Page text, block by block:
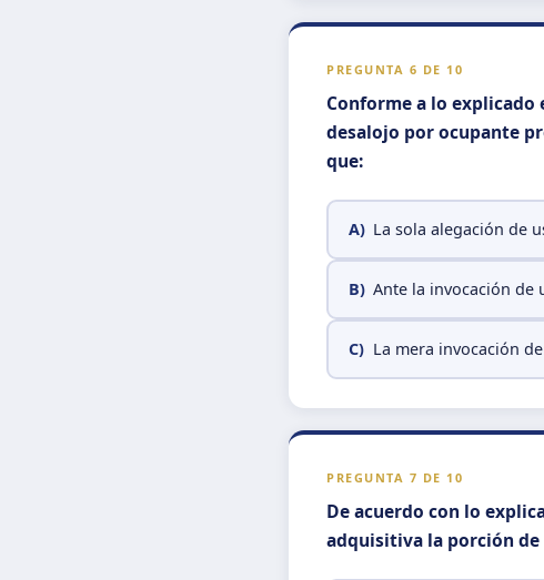
PREGUNTA 6 DE 10
Conforme a lo explicado
desalojo por ocupante
que:
A) La sola alegación de
B) Ante la invocación de
C) La mera invocación
PREGUNTA 7 DE 10
De acuerdo con lo
adquisitiva la porción